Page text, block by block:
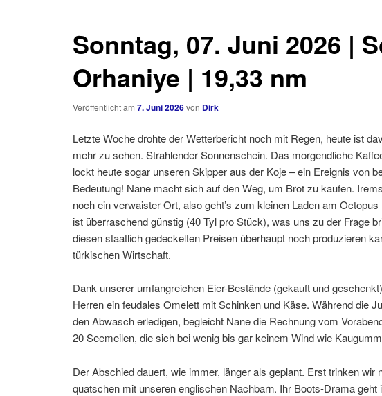
Sonntag, 07. Juni 2026 |
Orhaniye | 19,33 nm
Veröffentlicht am 7. Juni 2026von Dirk
Letzte Woche drohte der Wetterbericht noch mit Regen, heute ist
mehr zu sehen. Strahlender Sonnenschein. Das morgendliche
lockt heute sogar unseren Skipper aus der Koje – ein Ereignis von
Bedeutung! Nane macht sich auf den Weg, um Brot zu kaufen.
noch ein verwaister Ort, also geht’s zum kleinen Laden am
ist überraschend günstig (40 Tyl pro Stück), was uns zu der Frage
diesen staatlich gedeckelten Preisen überhaupt noch produzieren
türkischen Wirtschaft.
Dank unserer umfangreichen Eier-Bestände (gekauft und
Herren ein feudales Omelett mit Schinken und Käse. Während die
den Abwasch erledigen, begleicht Nane die Rechnung vom
20 Seemeilen, die sich bei wenig bis gar keinem Wind wie
Der Abschied dauert, wie immer, länger als geplant. Erst trinken wir
quatschen mit unseren englischen Nachbarn. Ihr Boots-Drama geht